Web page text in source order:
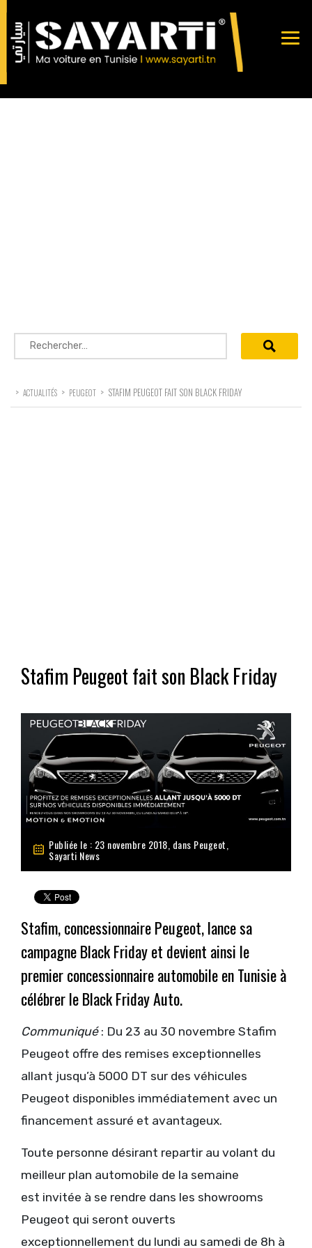
Rechercher :
> ACTUALITÉS > PEUGEOT > STAFIM PEUGEOT FAIT SON BLACK FRIDAY
Stafim Peugeot fait son Black Friday
Publiée le : 23 novembre 2018, dans Peugeot
Sayarti News
Stafim, concessionnaire Peugeot, lance sa
campagne Black Friday et devient ainsi le
premier concessionnaire automobile en Tunisie à
célébrer le Black Friday Auto.
Communiqué: Du 23 au 30 novembre Stafim
Peugeot offre des remises exceptionnelles
allant jusqu’à 5000 DT sur des véhicules
Peugeot disponibles immédiatement avec un
financement assuré et avantageux.
Toute personne désirant repartir au volant du
meilleur plan automobile de la semaine
est invitée à se rendre dans les showrooms
Peugeot qui seront ouverts
exceptionnellement du lundi au samedi de 8h à